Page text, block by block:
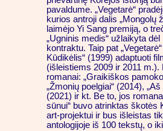
pavaldume. „Vegetarė“
kurios antroji dalis „Mongolų
laimėjo Yi Sang premiją, o
„Ugninis medis“ užlaikyta
kontraktu. Taip pat
Kūdikėlis“ (1999) adaptuoti
(išleistiems 2009 ir 2011 m.).
romanai: „Graikiškos
„Žmonių poelgiai“ (2014),
(2021) ir kt. Be to, jos
sūnui“ buvo atrinktas škotės
art-projektui ir bus išleistas
antologijoje iš 100 tekstų, o